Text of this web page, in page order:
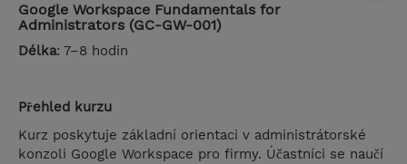
Google Workspace Fundamentals for
Administrators (GC-GW-001)
Délka: 7–8 hodin
Přehled kurzu
Kurz poskytuje základní orientaci v administrátorské
konzoli Google Workspace pro firmy. Účastníci se naučí